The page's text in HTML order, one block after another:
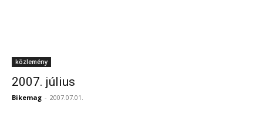
közlemény
2007. július
Bikemag - 2007.07.01.